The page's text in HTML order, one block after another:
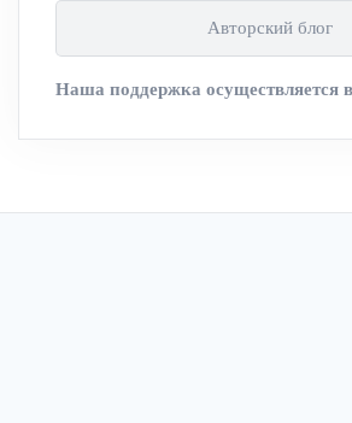
Авторский блог
Наша поддержка осуществляется в